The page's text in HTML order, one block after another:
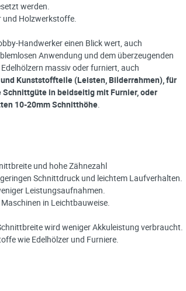
werden.
und Holzwerkstoffe.
Handwerker einen Blick wert, auch
Anwendung und dem überzeugenden
massiv oder furniert, auch
Kunststoffteile (Leisten, Bilderrahmen), für
Schnittgüte in beidseitig mit Furnier, oder
10-20mm Schnitthöhe.
und hohe Zähnezahl
Schnittdruck und leichtem Laufverhalten.
Leistungsaufnahmen.
in Leichtbauweise.
wird weniger Akkuleistung verbraucht.
wie Edelhölzer und Furniere.